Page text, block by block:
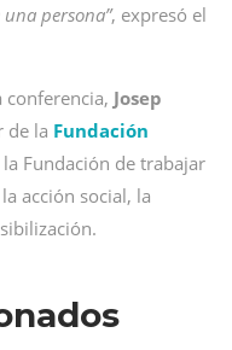
persona”, expresó el
conferencia, Josep
de la Fundación
Fundación de trabajar
acción social, la